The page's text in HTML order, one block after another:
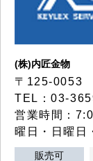
(株)内匠金物
〒125-0053
TEL：03-
営業時間：
曜日・日曜日
販売可